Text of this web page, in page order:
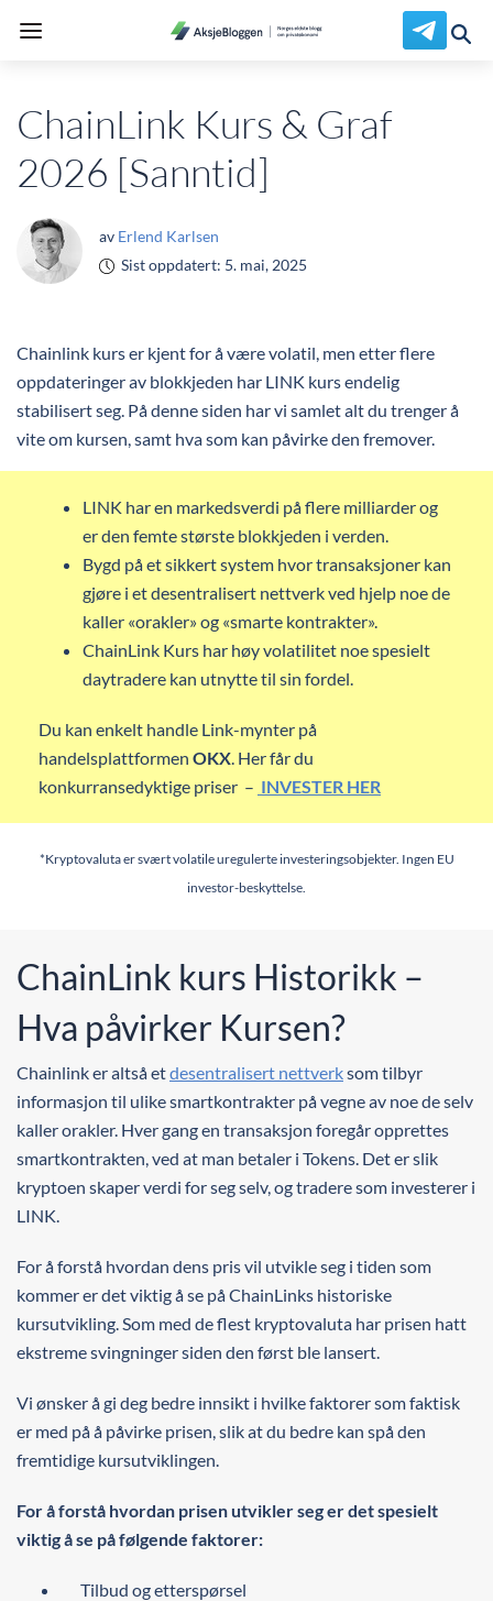
ChainLink Kurs & Graf
2026 [Sanntid]
av Erlend Karlsen
Sist oppdatert: 5. mai, 2025
Chainlink kurs er kjent for å være volatil, men etter flere
oppdateringer av blokkjeden har LINK kurs endelig
stabilisert seg. På denne siden har vi samlet alt du trenger å
vite om kursen, samt hva som kan påvirke den fremover.
LINK har en markedsverdi på flere milliarder og
er den femte største blokkjeden i verden.
Bygd på et sikkert system hvor transaksjoner kan
gjøre i et desentralisert nettverk ved hjelp noe de
kaller «orakler» og «smarte kontrakter».
ChainLink Kurs har høy volatilitet noe spesielt
daytradere kan utnytte til sin fordel.
Du kan enkelt handle Link-mynter på
handelsplattformen OKX. Her får du
konkurransedyktige priser – INVESTER HER
*Kryptovaluta er svært volatile uregulerte investeringsobjekter. Ingen EU
investor-beskyttelse.
ChainLink kurs Historikk –
Hva påvirker Kursen?
Chainlink er altså etdesentralisert nettverksom tilbyr
informasjon til ulike smartkontrakter på vegne av noe de selv
kaller orakler. Hver gang en transaksjon foregår opprettes
smartkontrakten, ved at man betaler i Tokens. Det er slik
kryptoen skaper verdi for seg selv, og tradere som investerer i
LINK.
For å forstå hvordan dens pris vil utvikle seg i tiden som
kommer er det viktig å se på ChainLinks historiske
kursutvikling. Som med de flest kryptovaluta har prisen hatt
ekstreme svingninger siden den først ble lansert.
Vi ønsker å gi deg bedre innsikt i hvilke faktorer som faktisk
er med på å påvirke prisen, slik at du bedre kan spå den
fremtidige kursutviklingen.
For å forstå hvordan prisen utvikler seg er det spesielt
viktig å se på følgende faktorer:
Tilbud og etterspørsel